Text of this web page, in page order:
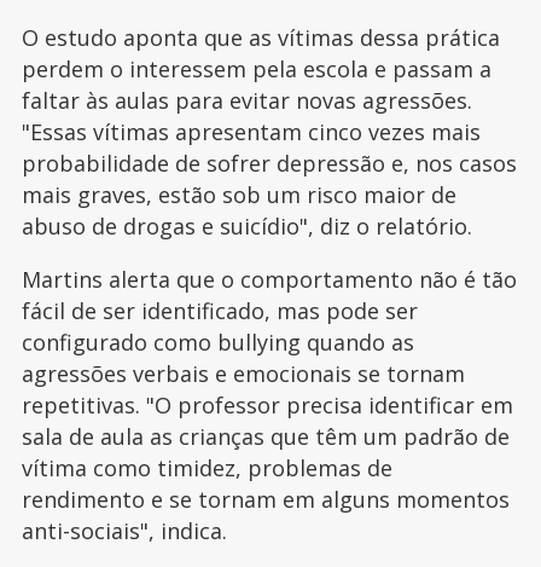
O estudo aponta que as vítimas dessa prática
perdem o interessem pela escola e passam a
faltar às aulas para evitar novas agressões.
"Essas vítimas apresentam cinco vezes mais
probabilidade de sofrer depressão e, nos casos
mais graves, estão sob um risco maior de
abuso de drogas e suicídio", diz o relatório.
Martins alerta que o comportamento não é tão
fácil de ser identificado, mas pode ser
configurado como bullying quando as
agressões verbais e emocionais se tornam
repetitivas. "O professor precisa identificar em
sala de aula as crianças que têm um padrão de
vítima como timidez, problemas de
rendimento e se tornam em alguns momentos
anti-sociais", indica.